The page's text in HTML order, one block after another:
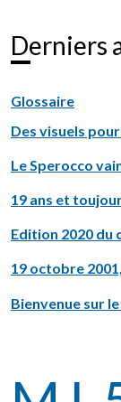
Derniers
Glossaire
Des visuels
Le Sperocco
19 ans et
Edition 2020 du
19 octobre
Bienvenue sur